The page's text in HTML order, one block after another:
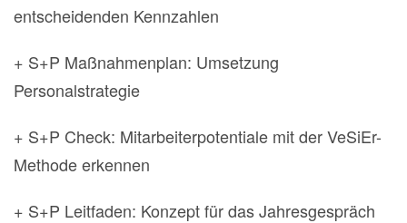
entscheidenden Kennzahlen
+ S+P Maßnahmenplan: Umsetzung
Personalstrategie
+ S+P Check: Mitarbeiterpotentiale mit der VeSiEr-
Methode erkennen
+ S+P Leitfaden: Konzept für das Jahresgespräch